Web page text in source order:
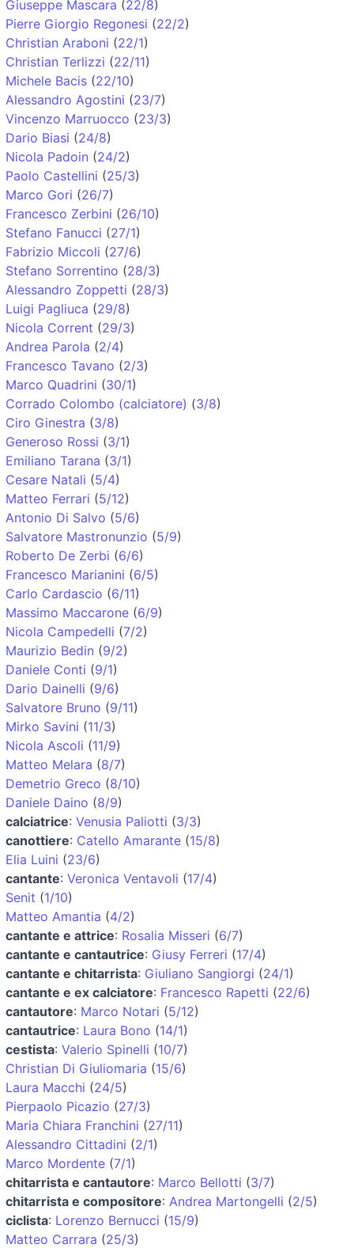
Giuseppe Mascara (22/8)
Pierre Giorgio Regonesi (22/2)
Christian Araboni (22/1)
Christian Terlizzi (22/11)
Michele Bacis (22/10)
Alessandro Agostini (23/7)
Vincenzo Marruocco (23/3)
Dario Biasi (24/8)
Nicola Padoin (24/2)
Paolo Castellini (25/3)
Marco Gori (26/7)
Francesco Zerbini (26/10)
Stefano Fanucci (27/1)
Fabrizio Miccoli (27/6)
Stefano Sorrentino (28/3)
Alessandro Zoppetti (28/3)
Luigi Pagliuca (29/8)
Nicola Corrent (29/3)
Andrea Parola (2/4)
Francesco Tavano (2/3)
Marco Quadrini (30/1)
Corrado Colombo (calciatore) (3/8)
Ciro Ginestra (3/8)
Generoso Rossi (3/1)
Emiliano Tarana (3/1)
Cesare Natali (5/4)
Matteo Ferrari (5/12)
Antonio Di Salvo (5/6)
Salvatore Mastronunzio (5/9)
Roberto De Zerbi (6/6)
Francesco Marianini (6/5)
Carlo Cardascio (6/11)
Massimo Maccarone (6/9)
Nicola Campedelli (7/2)
Maurizio Bedin (9/2)
Daniele Conti (9/1)
Dario Dainelli (9/6)
Salvatore Bruno (9/11)
Mirko Savini (11/3)
Nicola Ascoli (11/9)
Matteo Melara (8/7)
Demetrio Greco (8/10)
Daniele Daino (8/9)
calciatrice: Venusia Paliotti (3/3)
canottiere: Catello Amarante (15/8)
Elia Luini (23/6)
cantante: Veronica Ventavoli (17/4)
Senit (1/10)
Matteo Amantia (4/2)
cantante e attrice: Rosalia Misseri (6/7)
cantante e cantautrice: Giusy Ferreri (17/4)
cantante e chitarrista: Giuliano Sangiorgi (24/1)
cantante e ex calciatore: Francesco Rapetti (22/6)
cantautore: Marco Notari (5/12)
cantautrice: Laura Bono (14/1)
cestista: Valerio Spinelli (10/7)
Christian Di Giuliomaria (15/6)
Laura Macchi (24/5)
Pierpaolo Picazio (27/3)
Maria Chiara Franchini (27/11)
Alessandro Cittadini (2/1)
Marco Mordente (7/1)
chitarrista e cantautore: Marco Bellotti (3/7)
chitarrista e compositore: Andrea Martongelli (2/5)
ciclista: Lorenzo Bernucci (15/9)
Matteo Carrara (25/3)